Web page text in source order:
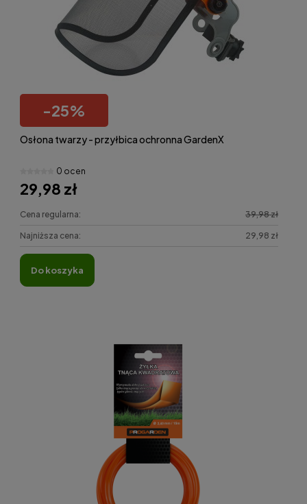
-25%
Osłona twarzy - przyłbica ochronna GardenX
0 ocen
29,98 zł
Cena regularna: 39,98 zł
Najniższa cena: 29,98 zł
do koszyka